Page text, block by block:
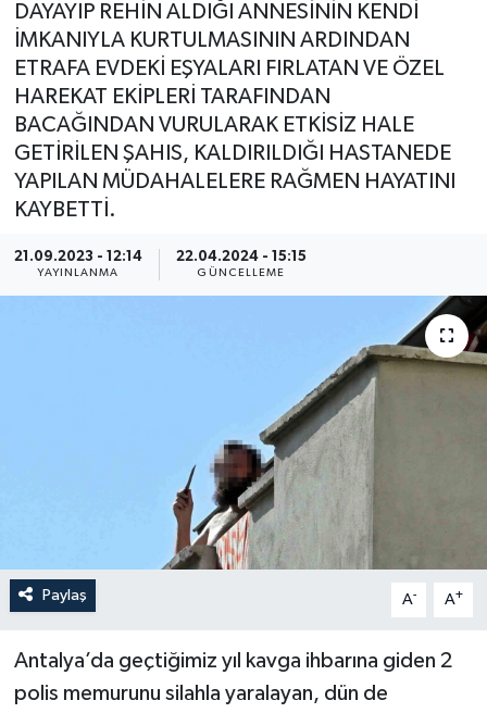
DAYAYIP REHİN ALDIĞI ANNESİNİN KENDİ
İMKANIYLA KURTULMASININ ARDINDAN
ETRAFA EVDEKİ EŞYALARI FIRLATAN VE ÖZEL
HAREKAT EKİPLERİ TARAFINDAN
BACAĞINDAN VURULARAK ETKİSİZ HALE
GETİRİLEN ŞAHIS, KALDIRILDIĞI HASTANEDE
YAPILAN MÜDAHALELERE RAĞMEN HAYATINI
KAYBETTİ.
21.09.2023 - 12:14
YAYINLANMA
22.04.2024 - 15:15
GÜNCELLEME
Paylaş A- A+
Antalya’da geçtiğimiz yıl kavga ihbarına giden 2
polis memurunu silahla yaralayan, dün de